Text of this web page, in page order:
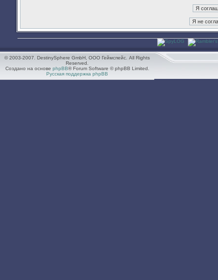
© 2003-2007. DestinySphere GmbH, ООО Геймспейс. All Rights
Reserved.
Создано на основе phpBB® Forum Software © phpBB Limited.
Русская поддержка phpBB